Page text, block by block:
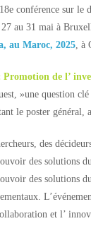
conférence sur le
au 31 mai à
au Maroc, 2025 ,
Promotion de l’
»une question
le poster général,
des
des solutions
des solutions
et l’